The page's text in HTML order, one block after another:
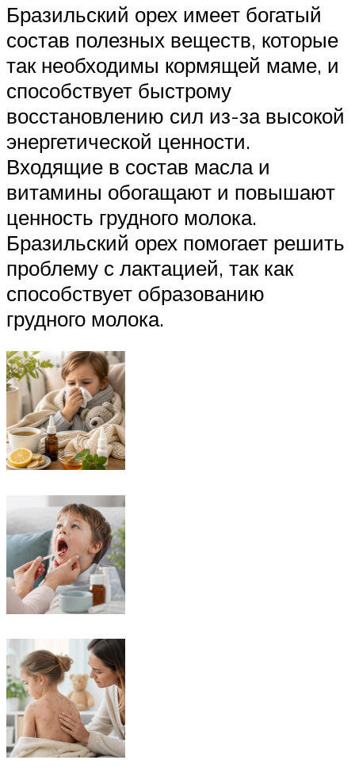
Бразильский орех имеет богатый
состав полезных веществ, которые
так необходимы кормящей маме, и
способствует быстрому
восстановлению сил из-за высокой
энергетической ценности.
Входящие в состав масла и
витамины обогащают и повышают
ценность грудного молока.
Бразильский орех помогает решить
проблему с лактацией, так как
способствует образованию
грудного молока.